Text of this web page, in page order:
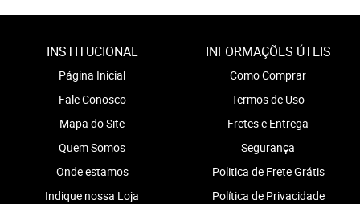
INSTITUCIONAL
Página Inicial
Fale Conosco
Mapa do Site
Quem Somos
Onde estamos
Indique nossa Loja
INFORMAÇÕES ÚTEIS
Como Comprar
Termos de Uso
Fretes e Entrega
Segurança
Politica de Frete Grátis
Política de Privacidade